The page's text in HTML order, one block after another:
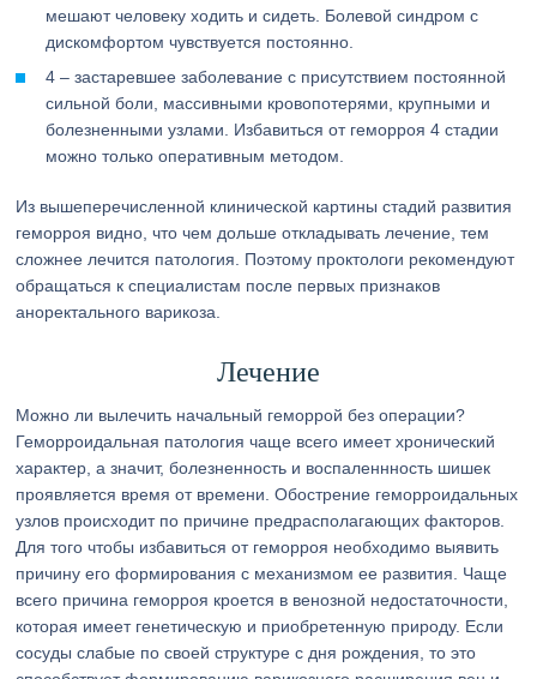
мешают человеку ходить и сидеть. Болевой синдром с
дискомфортом чувствуется постоянно.
4 – застаревшее заболевание с присутствием постоянной
сильной боли, массивными кровопотерями, крупными и
болезненными узлами. Избавиться от геморроя 4 стадии
можно только оперативным методом.
Из вышеперечисленной клинической картины стадий развития
геморроя видно, что чем дольше откладывать лечение, тем
сложнее лечится патология. Поэтому проктологи рекомендуют
обращаться к специалистам после первых признаков
аноректального варикоза.
Лечение
Можно ли вылечить начальный геморрой без операции?
Геморроидальная патология чаще всего имеет хронический
характер, а значит, болезненность и воспаленнность шишек
проявляется время от времени. Обострение геморроидальных
узлов происходит по причине предрасполагающих факторов.
Для того чтобы избавиться от геморроя необходимо выявить
причину его формирования с механизмом ее развития. Чаще
всего причина геморроя кроется в венозной недостаточности,
которая имеет генетическую и приобретенную природу. Если
сосуды слабые по своей структуре с дня рождения, то это